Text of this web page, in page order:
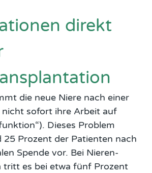
direkt
die neue Niere nach einer
sofort ihre Arbeit auf
Dieses Problem
Prozent der Patienten nach
Spende vor. Bei Nieren-
tritt es bei etwa fünf Prozent